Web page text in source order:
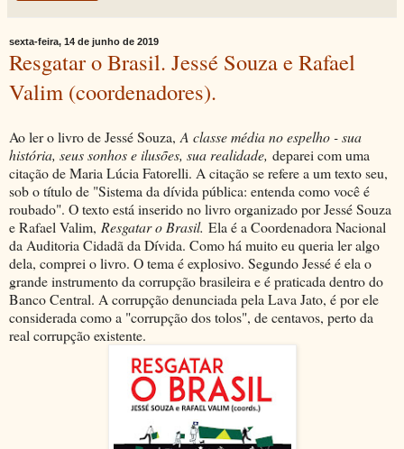
sexta-feira, 14 de junho de 2019
Resgatar o Brasil. Jessé Souza e Rafael
Valim (coordenadores).
Ao ler o livro de Jessé Souza, A classe média no espelho - sua
história, seus sonhos e ilusões, sua realidade, deparei com uma
citação de Maria Lúcia Fatorelli. A citação se refere a um texto seu,
sob o título de "Sistema da dívida pública: entenda como você é
roubado". O texto está inserido no livro organizado por Jessé Souza
e Rafael Valim, Resgatar o Brasil. Ela é a Coordenadora Nacional
da Auditoria Cidadã da Dívida. Como há muito eu queria ler algo
dela, comprei o livro. O tema é explosivo. Segundo Jessé é ela o
grande instrumento da corrupção brasileira e é praticada dentro do
Banco Central. A corrupção denunciada pela Lava Jato, é por ele
considerada como a "corrupção dos tolos", de centavos, perto da
real corrupção existente.